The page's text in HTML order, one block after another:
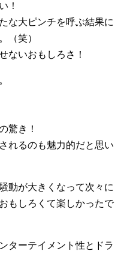
！
な大ピンチを呼ぶ結果に
（笑）
ないおもしろさ！
驚き！
れるのも魅力的だと思い
動が大きくなって次々に
もしろくて楽しかったで
ターテイメント性とドラ